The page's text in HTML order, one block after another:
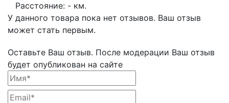
Расстояние: - км.
У данного товара пока нет отзывов. Ваш отзыв
может стать первым.
Оставьте Ваш отзыв. После модерации Ваш отзыв
будет опубликован на сайте